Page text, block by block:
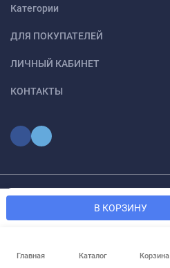
В КОРЗИНУ
Категории
ДЛЯ ПОКУПАТЕЛЕЙ
ЛИЧНЫЙ КАБИНЕТ
КОНТАКТЫ
Главная Каталог Корзина